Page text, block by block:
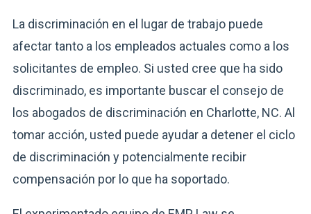
La discriminación en el lugar de trabajo puede
afectar tanto a los empleados actuales como a los
solicitantes de empleo. Si usted cree que ha sido
discriminado, es importante buscar el consejo de
los abogados de discriminación en Charlotte, NC. Al
tomar acción, usted puede ayudar a detener el ciclo
de discriminación y potencialmente recibir
compensación por lo que ha soportado.